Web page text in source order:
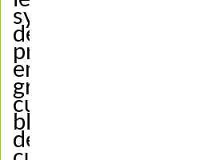
système
de
production
en
grande
culture :
blocs
de